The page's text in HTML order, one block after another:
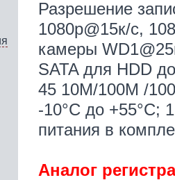
Разрешение
1080p@15к/с,
камеры
SATA для HDD
45 10M/100M /
-10°C до +55°C;
питания в
Аналог